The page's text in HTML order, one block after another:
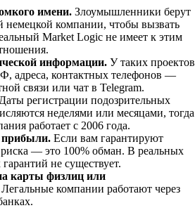
имени. Злоумышленники берут
немецкой компании, чтобы вызвать
Market Logic не имеет к этим
информации. У таких проектов
адреса, контактных телефонов —
связи или чат в Telegram.
Даты регистрации подозрительных
неделями или месяцами, тогда
работает с 2006 года.
прибыли. Если вам гарантируют
— это 100% обман. В реальных
не существует.
карты физлиц или
Легальные компании работают через